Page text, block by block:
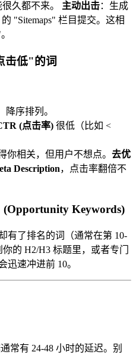
久都不来。 主动出击：生成
"Sitemaps" 栏目提交。这相
击低"的词
降序排列。
(点击率) 很低（比如 <
你相关，但用户不想点。 去优
Description，点击率翻倍不
Keywords)
有了排名的词（通常在第 10-
的 H2/H3 标题里，或者专门
迅速冲进前 10。
常有 24-48 小时的延迟。别